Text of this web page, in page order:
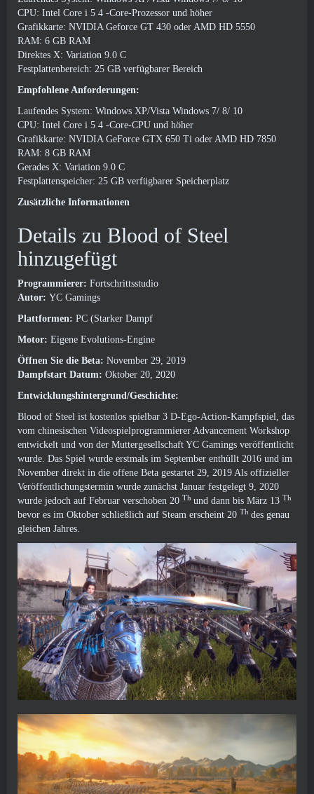
CPU: Intel Core i 5 4 -Core-Prozessor und höher
Grafikkarte: NVIDIA Geforce GT 430 oder AMD HD 5550
RAM: 6 GB RAM
Direktes X: Variation 9.0 C
Festplattenbereich: 25 GB verfügbarer Bereich
Empfohlene Anforderungen:
Laufendes System: Windows XP/Vista Windows 7/ 8/ 10
CPU: Intel Core i 5 4 -Core-CPU und höher
Grafikkarte: NVIDIA GeForce GTX 650 Ti oder AMD HD 7850
RAM: 8 GB RAM
Gerades X: Variation 9.0 C
Festplattenspeicher: 25 GB verfügbarer Speicherplatz
Zusätzliche Informationen
Details zu Blood of Steel
hinzugefügt
Programmierer: Fortschrittsstudio
Autor: YC Gamings
Plattformen: PC (Starker Dampf
Motor: Eigene Evolutions-Engine
Öffnen Sie die Beta: November 29, 2019
Dampfstart Datum: Oktober 20, 2020
Entwicklungshintergrund/Geschichte:
Blood of Steel ist kostenlos spielbar 3 D-Ego-Action-Kampfspiel, das
vom chinesischen Videospielprogrammierer Advancement Workshop
entwickelt und von der Muttergesellschaft YC Gamings veröffentlicht
wurde. Das Spiel wurde erstmals im September enthüllt 2016 und im
November direkt in die offene Beta gestartet 29, 2019 Als offizieller
Veröffentlichungstermin wurde zunächst Januar festgelegt 9, 2020
wurde jedoch auf Februar verschoben 20 Th und dann bis März 13 Th
bevor es im Oktober schließlich auf Steam erscheint 20 Th des genau
gleichen Jahres.